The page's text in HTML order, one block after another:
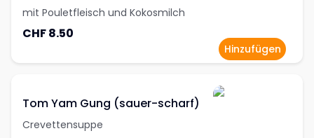
mit Pouletfleisch und Kokosmilch
CHF 8.50
Hinzufügen
Tom Yam Gung (sauer-scharf)
Crevettensuppe